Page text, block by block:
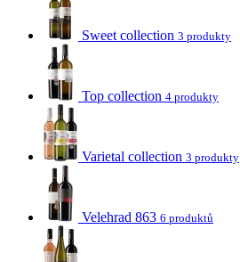
Sweet collection 3 produkty
Top collection 4 produkty
Varietal collection 3 produkty
Velehrad 863 6 produktů